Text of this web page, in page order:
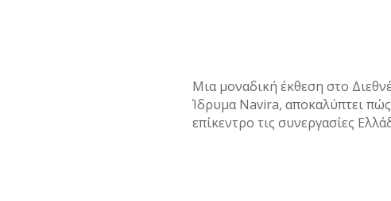
Μια μοναδική έκθεση στο
Ίδρυμα Navira, αποκαλύπτει
επίκεντρο τις συνεργασίες